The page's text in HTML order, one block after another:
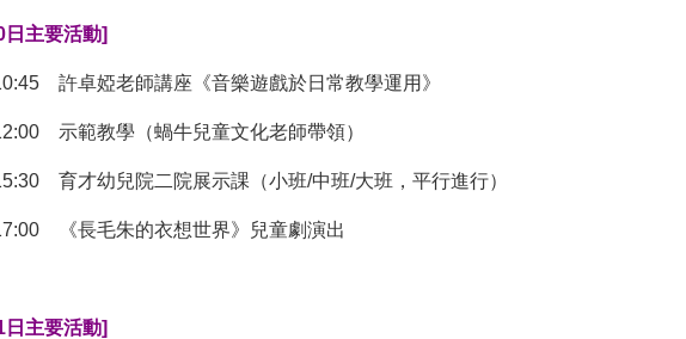
日主要活動]
許卓婭老師講座《音樂遊戲於日常教學運用》
示範教學（蝸牛兒童文化老師帶領）
育才幼兒院二院展示課（小班/中班/大班，平行進行）
《長毛朱的衣想世界》兒童劇演出
日主要活動]